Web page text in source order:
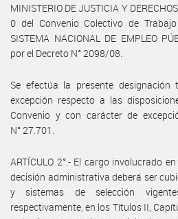
MINISTERIO DE JUSTICIA Y
0 del Convenio Colectivo de
SISTEMA NACIONAL DE EMPLEO
por el Decreto N° 2098/08.
Se efectúa la presente
excepción respecto a las
Convenio y con carácter de
N° 27.701.
ARTÍCULO 2°.- El cargo involucrado
decisión administrativa deberá ser
y sistemas de selección
respectivamente, en los Títulos II,